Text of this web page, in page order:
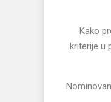
Kako
kriterije u